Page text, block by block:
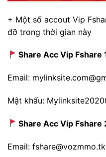
+ Một số accout Vip
đỡ trong thời gian này
Share Acc Vip Fshare
Email:
Mật khẩu:
Share Acc Vip Fshare
Email: fshare@vozmmo.tk